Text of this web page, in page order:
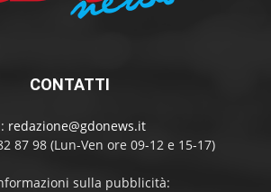
CONTATTI
redazione@gdonews.it
87 98 (Lun-Ven ore 09-12 e 15-17)
sulla pubblicità: